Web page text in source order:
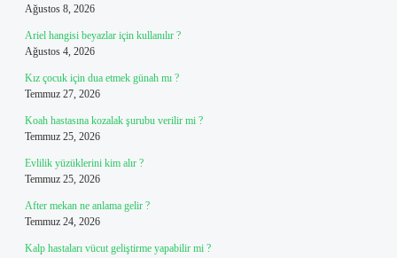
Ağustos 8, 2026
Ariel hangisi beyazlar için kullanılır ?
Ağustos 4, 2026
Kız çocuk için dua etmek günah mı ?
Temmuz 27, 2026
Koah hastasına kozalak şurubu verilir mi ?
Temmuz 25, 2026
Evlilik yüzüklerini kim alır ?
Temmuz 25, 2026
After mekan ne anlama gelir ?
Temmuz 24, 2026
Kalp hastaları vücut geliştirme yapabilir mi ?